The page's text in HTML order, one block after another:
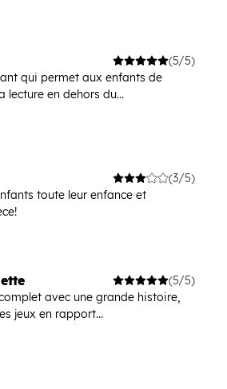
(5/5)
qui permet aux enfants de
lecture en dehors du...
(3/5)
toute leur enfance et
(5/5)
avec une grande histoire,
jeux en rapport...